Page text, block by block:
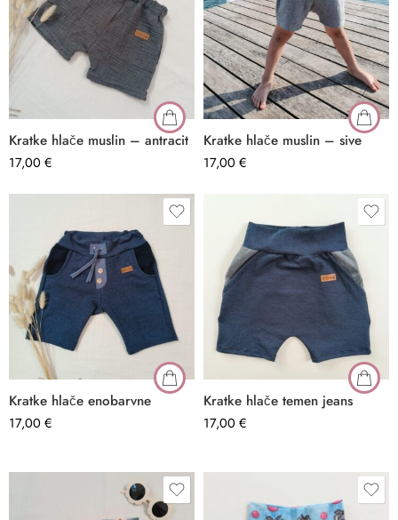
Kratke hlače muslin – antracit
17,00 €
Kratke hlače muslin – sive
17,00 €
Kratke hlače enobarvne
17,00 €
Kratke hlače temen jeans
17,00 €